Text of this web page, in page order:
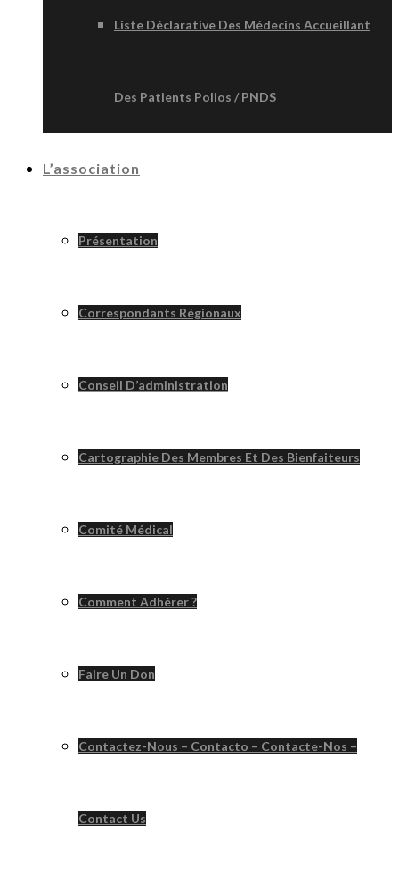
Liste Déclarative Des Médecins Accueillant
Des Patients Polios / PNDS
L’association
Présentation
Correspondants Régionaux
Conseil D’administration
Cartographie Des Membres Et Des Bienfaiteurs
Comité Médical
Comment Adhérer ?
Faire Un Don
Contactez-Nous – Contacto – Contacte-Nos –
Contact Us